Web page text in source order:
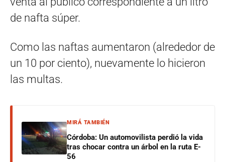
de nafta súper.
Como las naftas aumentaron (alrededor de
un 10 por ciento), nuevamente lo hicieron
las multas.
MIRÁ TAMBIÉN
Córdoba: Un automovilista perdió la vida
tras chocar contra un árbol en la ruta E-
56